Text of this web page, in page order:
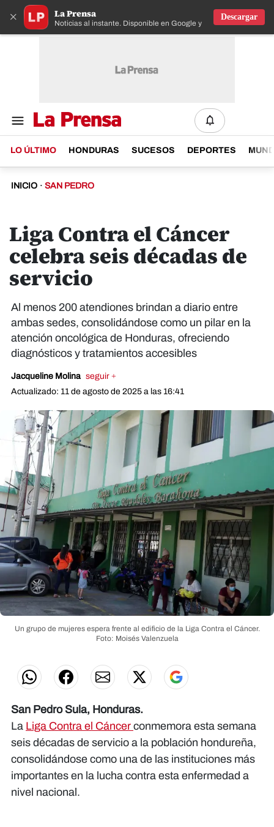
× La Prensa
Noticias al instante. Disponible en Google y IOS
Descargar
LO ÚLTIMO HONDURAS SUCESOS DEPORTES
INICIO · SAN PEDRO
Liga Contra el Cáncer
celebra seis décadas de
servicio
Al menos 200 atendiones brindan a diario entre
ambas sedes, consolidándose como un pilar en la
atención oncológica de Honduras, ofreciendo
diagnósticos y tratamientos accesibles
Jacqueline Molina seguir +
Actualizado: 11 de agosto de 2025 a las 16:41
Un grupo de mujeres espera frente al edificio de la Liga Contra el Cáncer.
Foto: Moisés Valenzuela
San Pedro Sula, Honduras.
La Liga Contra el Cáncer conmemora esta semana
seis décadas de servicio a la población hondureña,
consolidándose como una de las instituciones más
importantes en la lucha contra esta enfermedad a
nivel nacional.